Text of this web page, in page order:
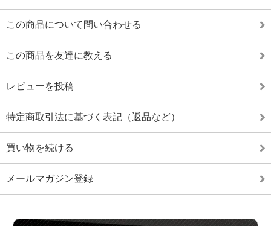
この商品について問い合わせる
この商品を友達に教える
レビューを投稿
特定商取引法に基づく表記（返品など）
買い物を続ける
メールマガジン登録